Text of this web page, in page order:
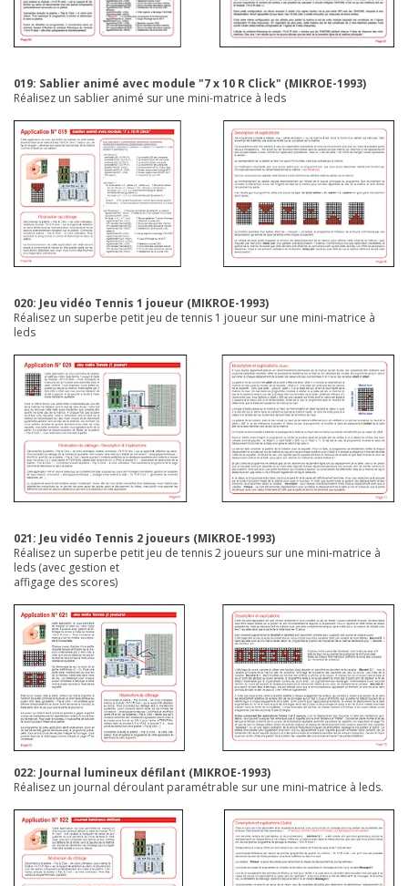
019: Sablier animé avec module "7 x 10 R Click" (MIKROE-1993)
Réalisez un sablier animé sur une mini-matrice à leds
020: Jeu vidéo Tennis 1 joueur (MIKROE-1993)
Réalisez un superbe petit jeu de tennis 1 joueur sur une mini-matrice à
leds
021: Jeu vidéo Tennis 2 joueurs (MIKROE-1993)
Réalisez un superbe petit jeu de tennis 2 joueurs sur une mini-matrice à
leds (avec gestion et
affigage des scores)
022: Journal lumineux défilant (MIKROE-1993)
Réalisez un journal déroulant paramétrable sur une mini-matrice à leds.